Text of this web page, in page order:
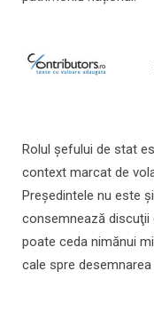
Rolul şefului de stat
context marcat de
Preşedintele nu este
consemnează discuţii
poate ceda nimănui
cale spre